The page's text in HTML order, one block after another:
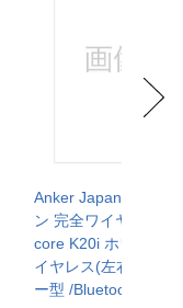
Anker Japan｜アン
ン 完全ワイヤレスイ
core K20i ホワイト
イヤレス(左右分離) /
ー型 /Bluetooth対応]